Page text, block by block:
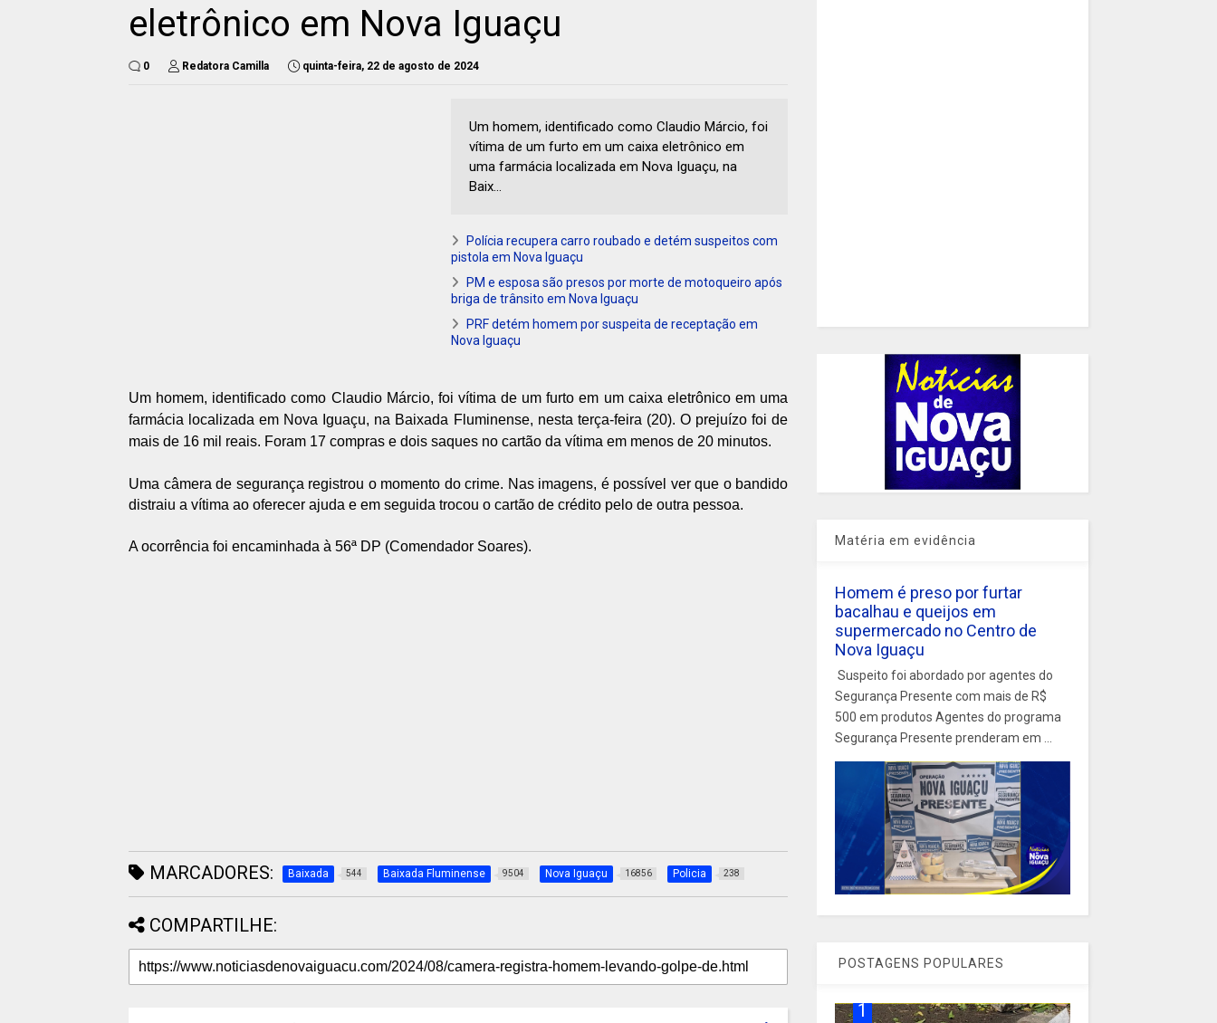
eletrônico em Nova Iguaçu
0 Redatora Camilla quinta-feira, 22 de agosto de 2024
Um homem, identificado como Claudio Márcio, foi
vítima de um furto em um caixa eletrônico em
uma farmácia localizada em Nova Iguaçu, na
Baix...
Polícia recupera carro roubado e detém suspeitos com
pistola em Nova Iguaçu
PM e esposa são presos por morte de motoqueiro após
briga de trânsito em Nova Iguaçu
PRF detém homem por suspeita de receptação em
Nova Iguaçu
Um homem, identificado como Claudio Márcio, foi vítima de um furto em um caixa eletrônico em uma
farmácia localizada em Nova Iguaçu, na Baixada Fluminense, nesta terça-feira (20). O prejuízo foi de
mais de 16 mil reais. Foram 17 compras e dois saques no cartão da vítima em menos de 20 minutos.
Uma câmera de segurança registrou o momento do crime. Nas imagens, é possível ver que o bandido
distraiu a vítima ao oferecer ajuda e em seguida trocou o cartão de crédito pelo de outra pessoa.
A ocorrência foi encaminhada à 56ª DP (Comendador Soares).
MARCADORES: Baixada 544 Baixada Fluminense 9504 Nova Iguaçu 16856 Policia 238
COMPARTILHE:
Matéria em evidência
Homem é preso por furtar
bacalhau e queijos em
supermercado no Centro de
Nova Iguaçu
Suspeito foi abordado por agentes do
Segurança Presente com mais de R$
500 em produtos Agentes do programa
Segurança Presente prenderam em ...
POSTAGENS POPULARES
1